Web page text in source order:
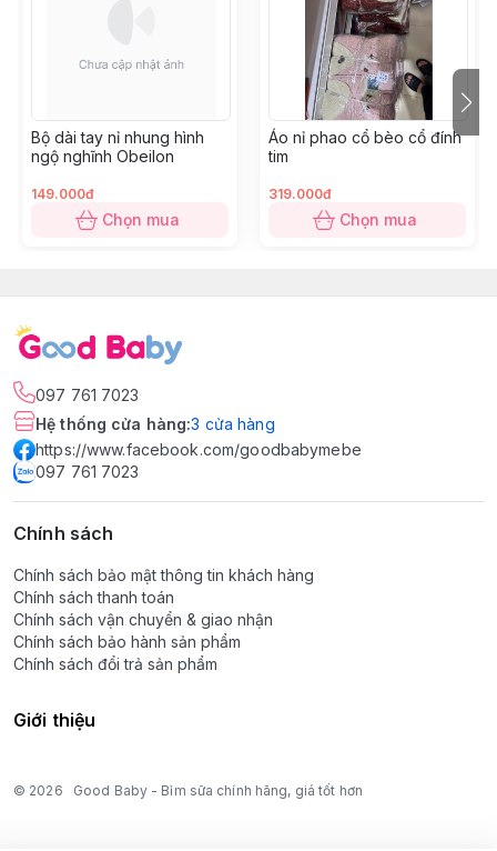
Bộ dài tay nỉ nhung hình
ngộ nghĩnh Obeilon
149.000đ
Chọn mua
Áo nỉ phao cổ bèo cổ đính
tim
319.000đ
Chọn mua
097 761 7023
Hệ thống cửa hàng:3 cửa hàng
https://www.facebook.com/goodbabymebe
097 761 7023
Chính sách
Chính sách bảo mật thông tin khách hàng
Chính sách thanh toán
Chính sách vận chuyển & giao nhận
Chính sách bảo hành sản phẩm
Chính sách đổi trả sản phẩm
Giới thiệu
© 2026 Good Baby - Bỉm sữa chính hãng, giá tốt hơn